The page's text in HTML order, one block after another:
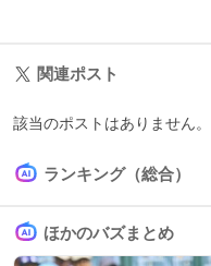
関連ポスト
該当のポストはありません。
ランキング（総合）
ほかのバズまとめ